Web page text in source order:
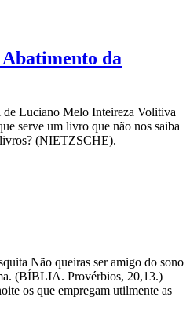
da
Luciano Melo Inteireza Volitiva
serve um livro que não nos saiba
livros? (NIETZSCHE).
Não queiras ser amigo do sono
(BÍBLIA. Provérbios, 20,13.)
os que empregam utilmente as